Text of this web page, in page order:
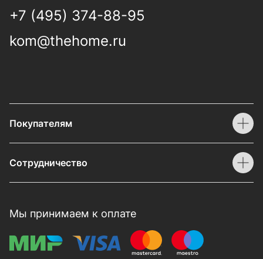
+7 (495) 374-88-95
kom@thehome.ru
Покупателям
Сотрудничество
Мы принимаем к оплате